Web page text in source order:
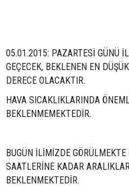
05.01.2015: PAZARTESİ GÜNÜ
GEÇECEK, BEKLENEN EN
DERECE OLACAKTIR.
HAVA SICAKLIKLARINDA
BEKLENMEMEKTEDİR.
BUGÜN İLİMİZDE
SAATLERİNE KADAR
BEKLENMEKTEDİR.